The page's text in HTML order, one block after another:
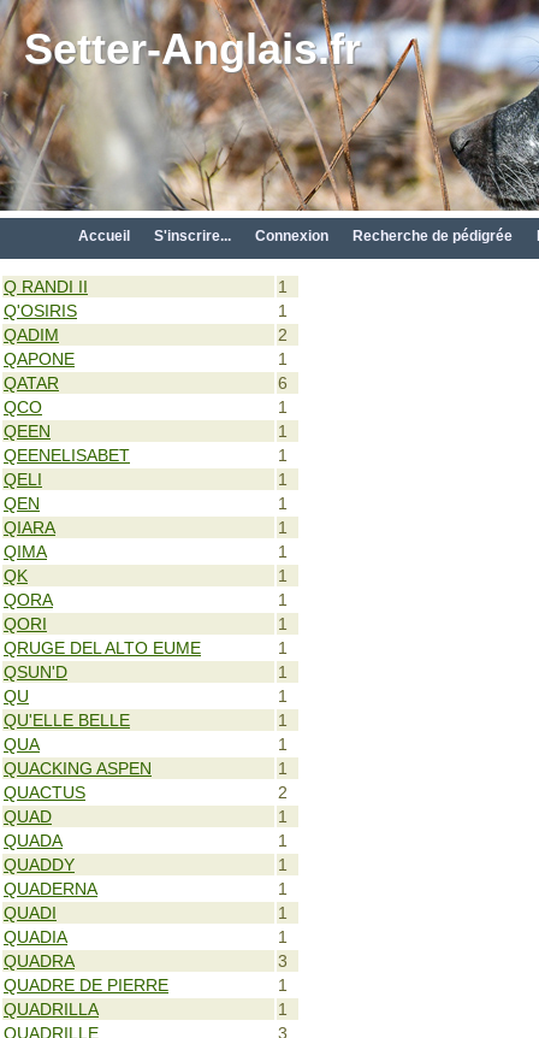
Setter-Anglais.fr
Accueil S'inscrire... Connexion Recherche de pédigrée
Q RANDI II
1
Q'OSIRIS
1
QADIM
2
QAPONE
1
QATAR
6
QCO
1
QEEN
1
QEENELISABET
1
QELI
1
QEN
1
QIARA
1
QIMA
1
QK
1
QORA
1
QORI
1
QRUGE DEL ALTO EUME
1
QSUN'D
1
QU
1
QU'ELLE BELLE
1
QUA
1
QUACKING ASPEN
1
QUACTUS
2
QUAD
1
QUADA
1
QUADDY
1
QUADERNA
1
QUADI
1
QUADIA
1
QUADRA
3
QUADRE DE PIERRE
1
QUADRILLA
1
QUADRILLE
3